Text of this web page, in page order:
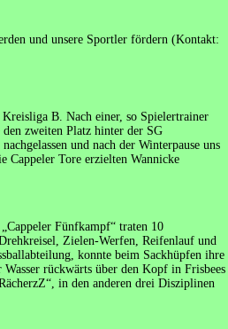
und unsere Sportler fördern (Kontakt:
B. Nach einer, so Spielertrainer
zweiten Platz hinter der SG
und nach der Winterpause uns
Cappeler Tore erzielten Wannicke
Fünfkampf“ traten 10
Zielen-Werfen, Reifenlauf und
konnte beim Sackhüpfen ihre
rückwärts über den Kopf in Frisbees
in den anderen drei Disziplinen